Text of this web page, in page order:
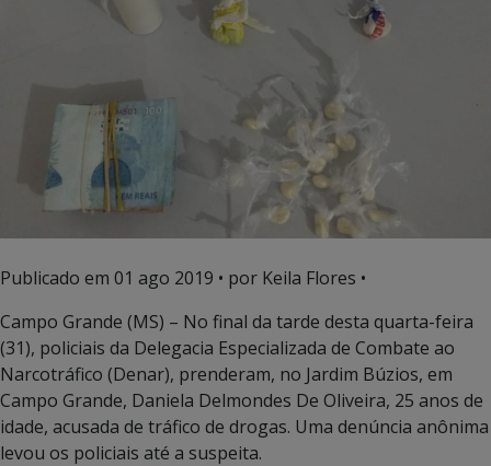
Publicado em 01 ago 2019 • por Keila Flores •
Campo Grande (MS) – No final da tarde desta quarta-feira
(31), policiais da Delegacia Especializada de Combate ao
Narcotráfico (Denar), prenderam, no Jardim Búzios, em
Campo Grande, Daniela Delmondes De Oliveira, 25 anos de
idade, acusada de tráfico de drogas. Uma denúncia anônima
levou os policiais até a suspeita.